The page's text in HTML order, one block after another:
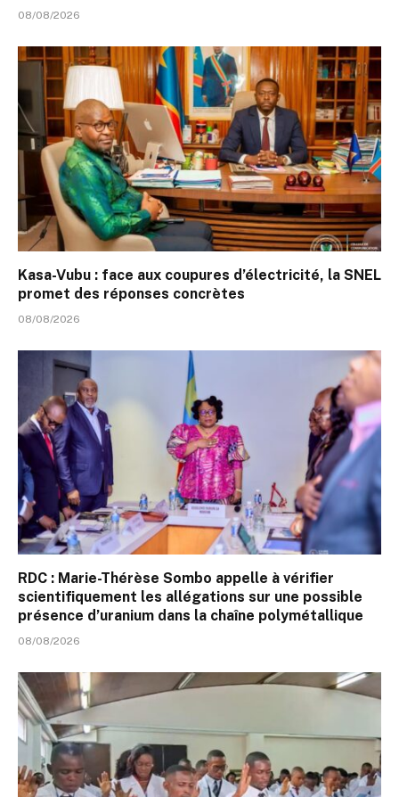
08/08/2026
Kasa-Vubu : face aux coupures d’électricité, la SNEL
promet des réponses concrètes
08/08/2026
RDC : Marie-Thérèse Sombo appelle à vérifier
scientifiquement les allégations sur une possible
présence d’uranium dans la chaîne polymétallique
08/08/2026